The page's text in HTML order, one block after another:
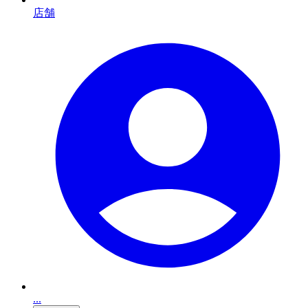
店舗
...